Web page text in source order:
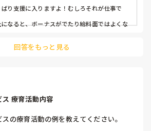
り支援に入りますよ！むしろそれが仕事で
なると、ボーナスがでたり給料面ではよくな
回答をもっと見る
療育活動内容
の療育活動の例を教えてください。